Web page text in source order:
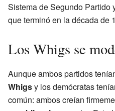
Sistema de Segundo Partido
que terminó en la década de
Los Whigs se
Aunque ambos partidos
Whigsy los demócratas
común: ambos creían